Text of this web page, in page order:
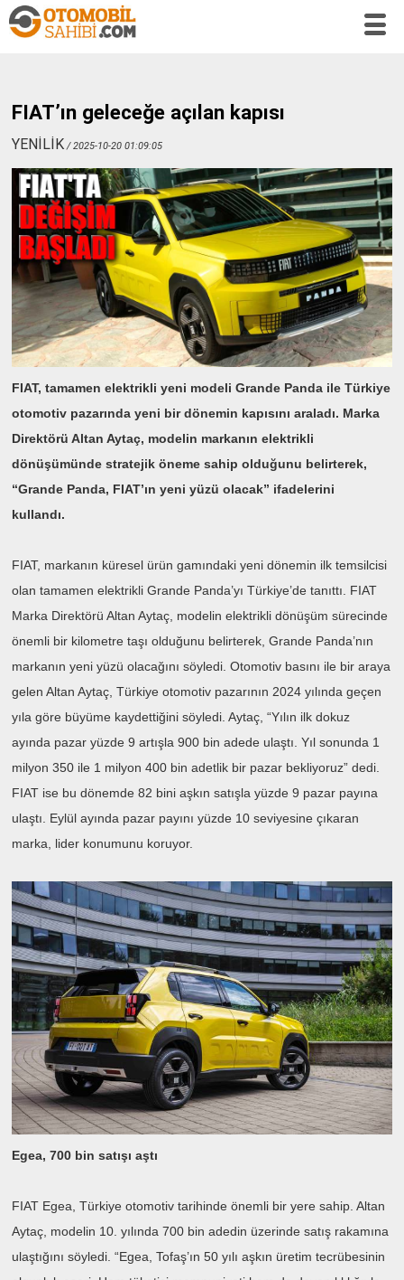
FIAT’ın geleceğe açılan kapısı
YENİLİK / 2025-10-20 01:09:05
FIAT, tamamen elektrikli yeni modeli Grande Panda ile Türkiye
otomotiv pazarında yeni bir dönemin kapısını araladı. Marka
Direktörü Altan Aytaç, modelin markanın elektrikli
dönüşümünde stratejik öneme sahip olduğunu belirterek,
“Grande Panda, FIAT’ın yeni yüzü olacak” ifadelerini
kullandı.
FIAT, markanın küresel ürün gamındaki yeni dönemin ilk temsilcisi
olan tamamen elektrikli Grande Panda’yı Türkiye’de tanıttı. FIAT
Marka Direktörü Altan Aytaç, modelin elektrikli dönüşüm sürecinde
önemli bir kilometre taşı olduğunu belirterek, Grande Panda’nın
markanın yeni yüzü olacağını söyledi. Otomotiv basını ile bir araya
gelen Altan Aytaç, Türkiye otomotiv pazarının 2024 yılında geçen
yıla göre büyüme kaydettiğini söyledi. Aytaç, “Yılın ilk dokuz
ayında pazar yüzde 9 artışla 900 bin adede ulaştı. Yıl sonunda 1
milyon 350 ile 1 milyon 400 bin adetlik bir pazar bekliyoruz” dedi.
FIAT ise bu dönemde 82 bini aşkın satışla yüzde 9 pazar payına
ulaştı. Eylül ayında pazar payını yüzde 10 seviyesine çıkaran
marka, lider konumunu koruyor.
Egea, 700 bin satışı aştı
FIAT Egea, Türkiye otomotiv tarihinde önemli bir yere sahip. Altan
Aytaç, modelin 10. yılında 700 bin adedin üzerinde satış rakamına
ulaştığını söyledi. “Egea, Tofaş’ın 50 yılı aşkın üretim tecrübesinin